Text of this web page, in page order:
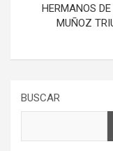
HERMANOS
MUÑOZ
BUSCAR